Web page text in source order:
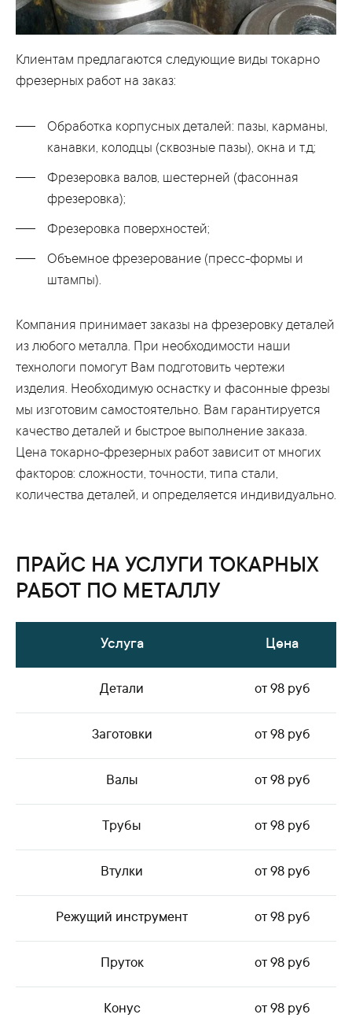
Клиентам предлагаются следующие виды токарно
фрезерных работ на заказ:
Обработка корпусных деталей: пазы, карманы,
канавки, колодцы (сквозные пазы), окна и т.д;
Фрезеровка валов, шестерней (фасонная
фрезеровка);
Фрезеровка поверхностей;
Объемное фрезерование (пресс-формы и
штампы).
Компания принимает заказы на фрезеровку деталей
из любого металла. При необходимости наши
технологи помогут Вам подготовить чертежи
изделия. Необходимую оснастку и фасонные фрезы
мы изготовим самостоятельно. Вам гарантируется
качество деталей и быстрое выполнение заказа.
Цена токарно-фрезерных работ зависит от многих
факторов: сложности, точности, типа стали,
количества деталей, и определяется индивидуально.
ПРАЙС НА УСЛУГИ ТОКАРНЫХ
РАБОТ ПО МЕТАЛЛУ
Услуга Цена
Детали от 98 руб
Заготовки от 98 руб
Валы от 98 руб
Трубы от 98 руб
Втулки от 98 руб
Режущий инструмент от 98 руб
Пруток от 98 руб
Конус от 98 руб